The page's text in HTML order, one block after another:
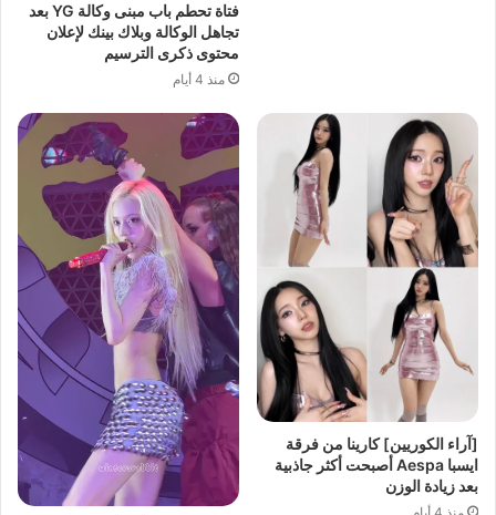
فتاة تحطم باب مبنى وكالة YG بعد
تجاهل الوكالة وبلاك بينك لإعلان
محتوى ذكرى الترسيم
منذ 4 أيام
[آراء الكوريين] كارينا من فرقة
ايسبا Aespa أصبحت أكثر جاذبية
بعد زيادة الوزن